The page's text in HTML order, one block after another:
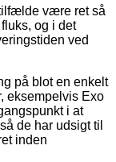
være ret så
og i det
ved
på blot en enkelt
eksempelvis Exo
i at
de har udsigt til
inden